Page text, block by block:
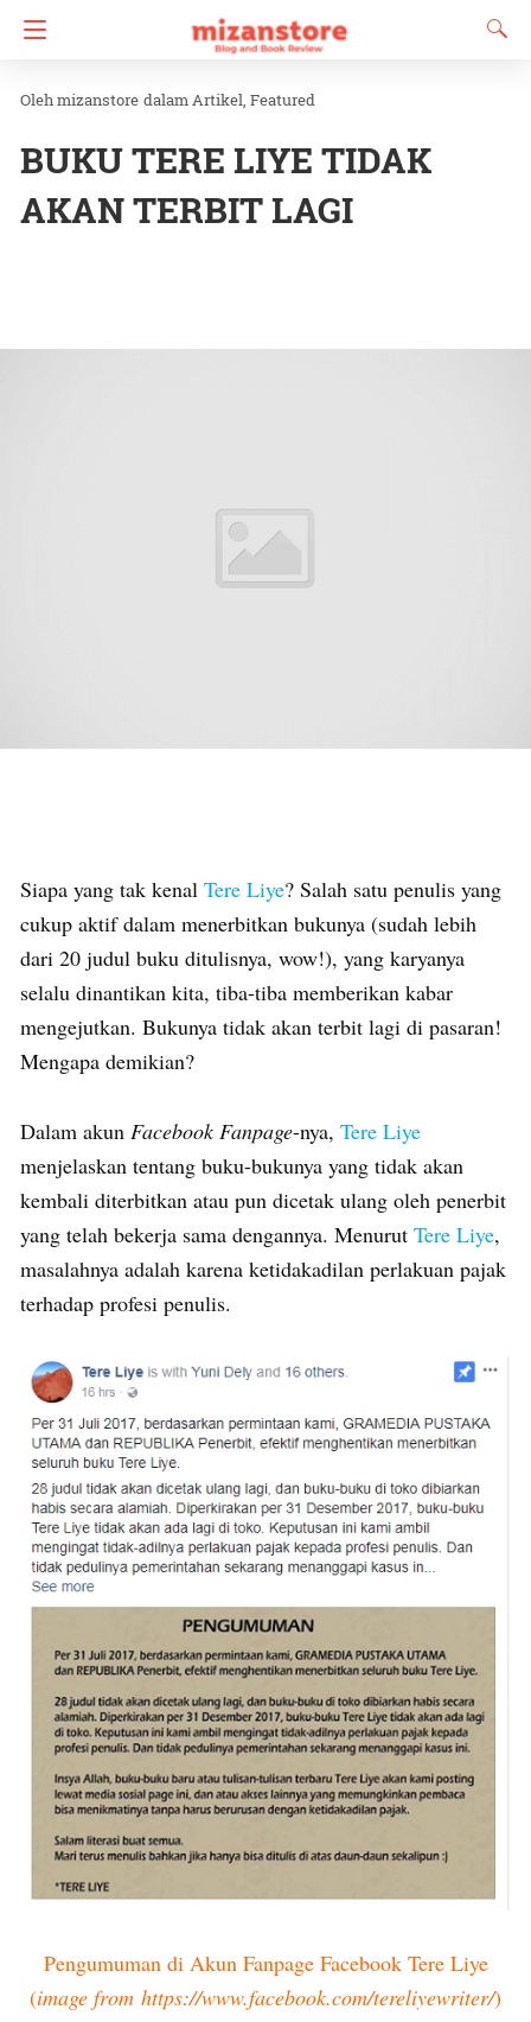
mizanstore dalamArtikel Featured
BUKU TERE LIYE TIDAK
AKAN TERBIT LAGI
Siapa yang tak kenal Tere Liye? Salah satu penulis yang
cukup aktif dalam menerbitkan bukunya (sudah lebih
dari 20 judul buku ditulisnya, wow!), yang karyanya
selalu dinantikan kita, tiba-tiba memberikan kabar
mengejutkan. Bukunya tidak akan terbit lagi di pasaran!
Mengapa demikian?
Dalam akun Facebook Fanpage-nya, Tere Liye
menjelaskan tentang buku-bukunya yang tidak akan
kembali diterbitkan atau pun dicetak ulang oleh penerbit
yang telah bekerja sama dengannya. Menurut Tere Liye,
masalahnya adalah karena ketidakadilan perlakuan pajak
terhadap profesi penulis.
Pengumuman di Akun Fanpage Facebook Tere Liye
(image from https://www.facebook.com/tereliyewriter/)